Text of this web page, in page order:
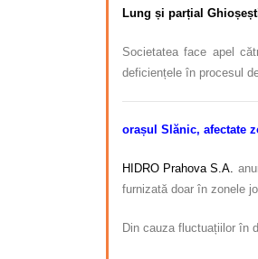
Lung și parțial
Societatea face apel
deficiențele în procesul
orașul Slănic, afectate
HIDRO Prahova S.A.
furnizată doar în zonele
Din cauza fluctuațiilor în